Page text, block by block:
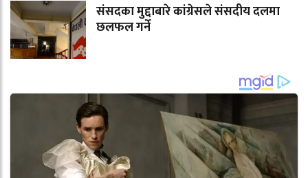
संसदका मुद्दाबारे कांग्रेसले संसदीय दलमा
छलफल गर्ने